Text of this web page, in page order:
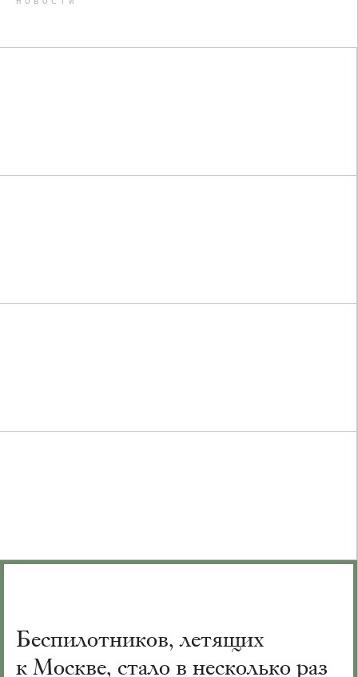
Беспилотников, летящих
к Москве, стало в несколько раз